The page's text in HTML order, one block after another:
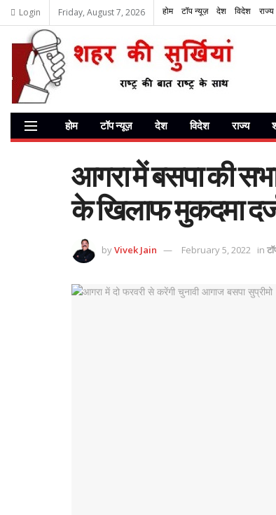
Login Friday, August 7, 2026 होम टॉप न्यूज़ देश विदेश राज्य
होम टॉप न्यूज़ देश विदेश राज्य
आगरा में बसपा की
के खिलाफ मुकदमा
byVivek Jain February 5, 2022 in